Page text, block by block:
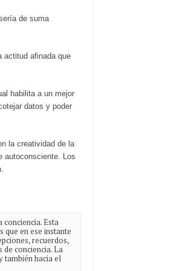
de suma
actitud afinada que
habilita a un mejor
datos y poder
la creatividad de la
autoconsciente. Los
Esta
que en ese instante
recuerdos,
conciencia. La
también hacia el